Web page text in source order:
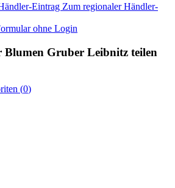
Eintrag Zum regionaler Händler-
ohne Login
Blumen Gruber Leibnitz teilen
(0)